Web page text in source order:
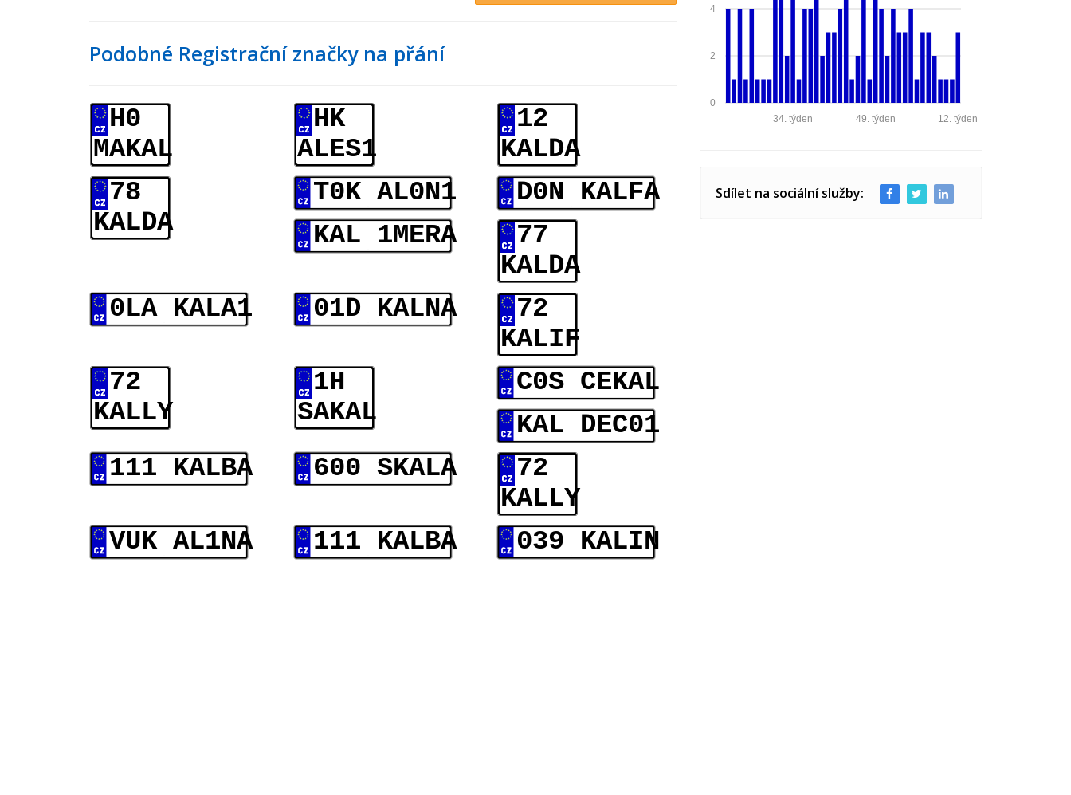
Podobné Registrační značky na přání
H0
MAKAL
HK
ALES1
12
KALDA
78
KALDA
T0K AL0N1
D0N KALFA
KAL 1MERA
77
KALDA
0LA KALA1
01D KALNA
72
KALIF
72
KALLY
1H
SAKAL
C0S CEKAL
KAL DEC01
111 KALBA
600 SKALA
72
KALLY
VUK AL1NA
111 KALBA 039 KALIN
0
2
4
12. týden
49. týden
34. týden
Sdílet na sociální služby: